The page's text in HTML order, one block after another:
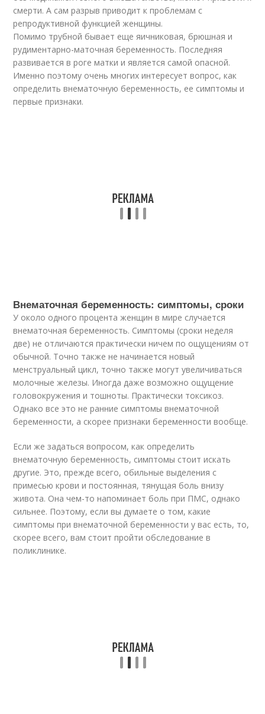
смерти. А сам разрыв приводит к проблемам с
репродуктивной функцией женщины.
Помимо трубной бывает еще яичниковая, брюшная и
рудиментарно-маточная беременность. Последняя
развивается в роге матки и является самой опасной.
Именно поэтому очень многих интересует вопрос, как
определить внематочную беременность, ее симптомы и
первые признаки.
Внематочная беременность: симптомы, сроки
У около одного процента женщин в мире случается
внематочная беременность. Симптомы (сроки неделя
две) не отличаются практически ничем по ощущениям от
обычной. Точно также не начинается новый
менструальный цикл, точно также могут увеличиваться
молочные железы. Иногда даже возможно ощущение
головокружения и тошноты. Практически токсикоз.
Однако все это не ранние симптомы внематочной
беременности, а скорее признаки беременности вообще.
Если же задаться вопросом, как определить
внематочную беременность, симптомы стоит искать
другие. Это, прежде всего, обильные выделения с
примесью крови и постоянная, тянущая боль внизу
живота. Она чем-то напоминает боль при ПМС, однако
сильнее. Поэтому, если вы думаете о том, какие
симптомы при внематочной беременности у вас есть, то,
скорее всего, вам стоит пройти обследование в
поликлинике.